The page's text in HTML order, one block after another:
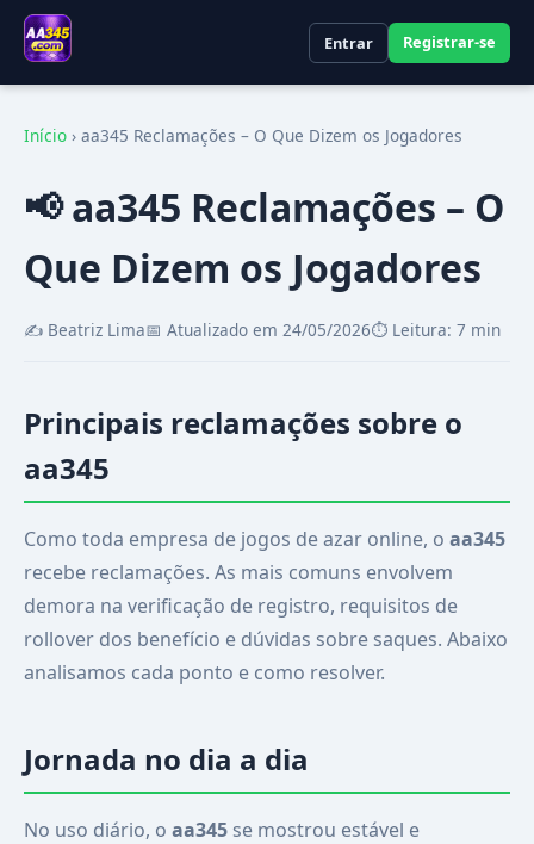
Entrar Registrar-se
Início › aa345 Reclamações – O Que Dizem os Jogadores
📢 aa345 Reclamações – O
Que Dizem os Jogadores
✍️ Beatriz Lima📅 Atualizado em 24/05/2026⏱️ Leitura: 7 min
Principais reclamações sobre o
aa345
Como toda empresa de jogos de azar online, o aa345
recebe reclamações. As mais comuns envolvem
demora na verificação de registro, requisitos de
rollover dos benefício e dúvidas sobre saques. Abaixo
analisamos cada ponto e como resolver.
Jornada no dia a dia
No uso diário, o aa345 se mostrou estável e